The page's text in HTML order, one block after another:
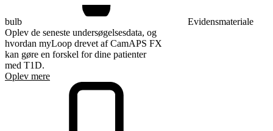
bulb
Evidensmateriale
Oplev de seneste undersøgelsesdata, og
hvordan myLoop drevet af CamAPS FX
kan gøre en forskel for dine patienter
med T1D.
Oplev mere